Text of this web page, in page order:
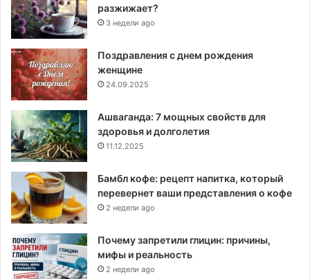
разжижает?
3 недели ago
Поздравления с днем рождения
женщине
24.09.2025
Ашваганда: 7 мощных свойств для
здоровья и долголетия
11.12.2025
Бамбл кофе: рецепт напитка, который
перевернет ваши представления о кофе
2 недели ago
Почему запретили глицин: причины,
мифы и реальность
2 недели ago